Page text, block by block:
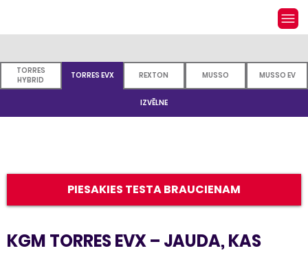
TORRES
HYBRID
TORRES EVX REXTON MUSSO MUSSO EV
IZVĒLNE
PIESAKIES TESTA BRAUCIENAM
KGM TORRES EVX – JAUDA, KAS